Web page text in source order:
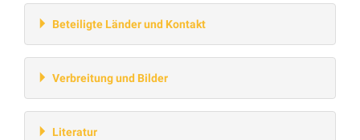
Beteiligte Länder und Kontakt
Verbreitung und Bilder
Literatur